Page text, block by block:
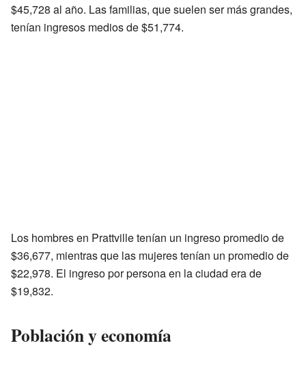
$45,728 al año. Las familias, que suelen ser más grandes,
tenían ingresos medios de $51,774.
Los hombres en Prattville tenían un ingreso promedio de
$36,677, mientras que las mujeres tenían un promedio de
$22,978. El ingreso por persona en la ciudad era de
$19,832.
Población y economía